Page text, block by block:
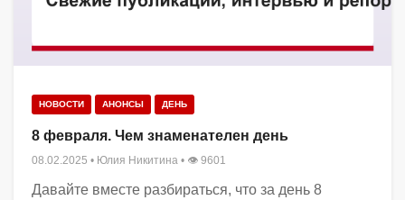
НОВОСТИ АНОНСЫ ДЕНЬ
8 февраля. Чем знаменателен день
08.02.2025 • Юлия Никитина • 👁 9601
Давайте вместе разбираться, что за день 8